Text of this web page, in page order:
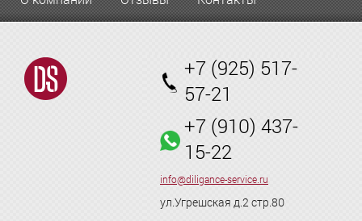
+7 (925) 517-
57-21
+7 (910) 437-
15-22
info@diligance-service.ru
ул.Угрешская д.2 стр.80